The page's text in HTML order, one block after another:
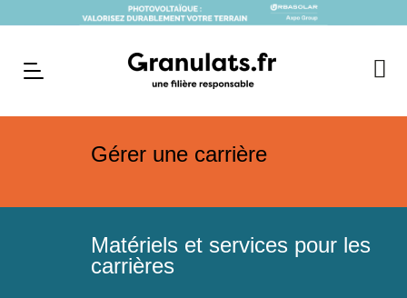
Gérer une carrière
Matériels et services pour les
carrières